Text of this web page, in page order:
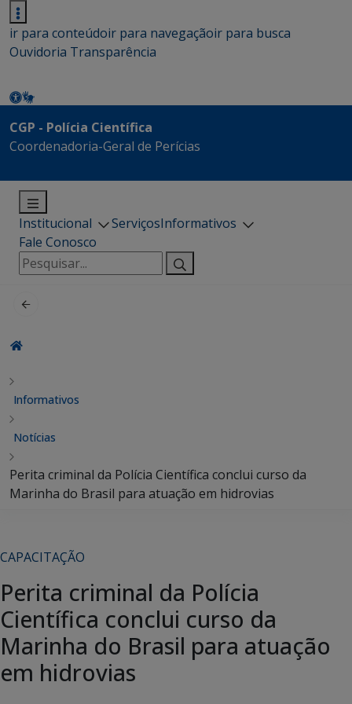
ir para conteúdoir para navegaçãoir para busca
Ouvidoria Transparência
CGP - Polícia Científica
Coordenadoria-Geral de Perícias
Institucional ServiçosInformativos
Fale Conosco
Pesquisar
por:
Informativos
Notícias
Perita criminal da Polícia Científica conclui curso da
Marinha do Brasil para atuação em hidrovias
CAPACITAÇÃO
Perita criminal da Polícia
Científica conclui curso da
Marinha do Brasil para atuação
em hidrovias